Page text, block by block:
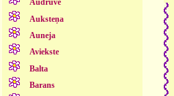
Audruve
Auksteņa
Auneja
Aviekste
Balta
Barans